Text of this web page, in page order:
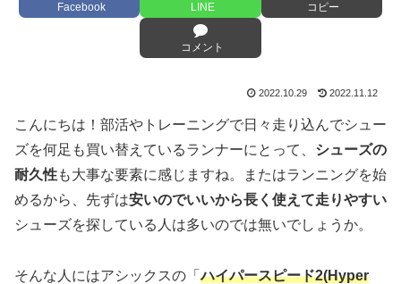
Facebook LINE コピー
コメント
2022.10.29 2022.11.12
こんにちは！部活やトレーニングで日々走り込んでシュー
ズを何足も買い替えているランナーにとって、 シューズの
耐久性も大事な要素に感じますね。またはランニングを始
めるから、先ずは安いのでいいから長く使えて走りやすい
シューズを探している人は多いのでは無いでしょうか。
そんな人にはアシックスの「ハイパースピード2(Hyper